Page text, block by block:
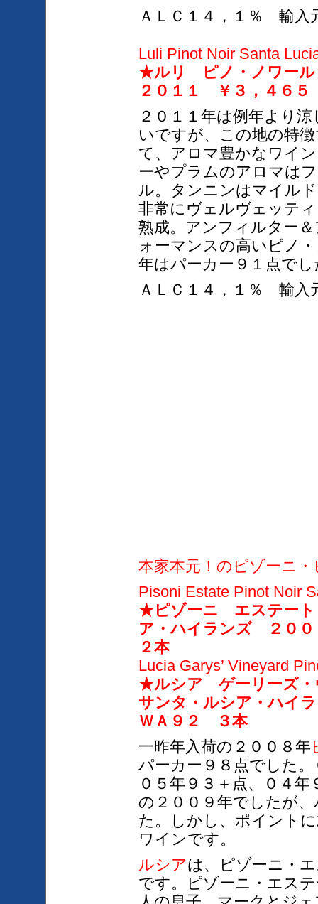
ＡＬＣ１４，１％ 輸入
Luli Pinot Noir Santa
★ルリ ピノ・ノワー
２０１１ ￥３，４６５
２０１１年は例年より
いですが、この地の特
て、アロマ豊かなワイ
ーやプラムのアロマは
ル。タンニンはマイル
非常にヴェルヴェッテ
熟成。アンフィルター
ォーマンスの高いピノ
年はパーカー９１点でし
ＡＬＣ１４，１％ 輸入
本家本元！のピゾーニ
Pisoni Estate Pinot Noir
★ピゾーニ エステー
ア・ハイランズ ２０
２本
Lucia Garys’ Vineyard
★ルシア ゲーリーズ
サンタ・ルシア・ハ
ＷＡ９２ ３本
一昨年入荷の２００８年
パーカー ９８点でした。
０５年９３＋点、０４
の２００９年でしたが
た。しかし、ポイント
ワインです。
ルシアは、ピゾーニ・
です。
ピゾーニ・ エス